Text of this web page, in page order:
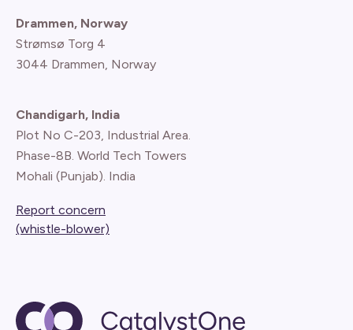
Drammen, Norway
Strømsø Torg 4
3044 Drammen, Norway
Chandigarh, India
Plot No C-203, Industrial Area.
Phase-8B. World Tech Towers
Mohali (Punjab). India
Report concern
(whistle-blower)